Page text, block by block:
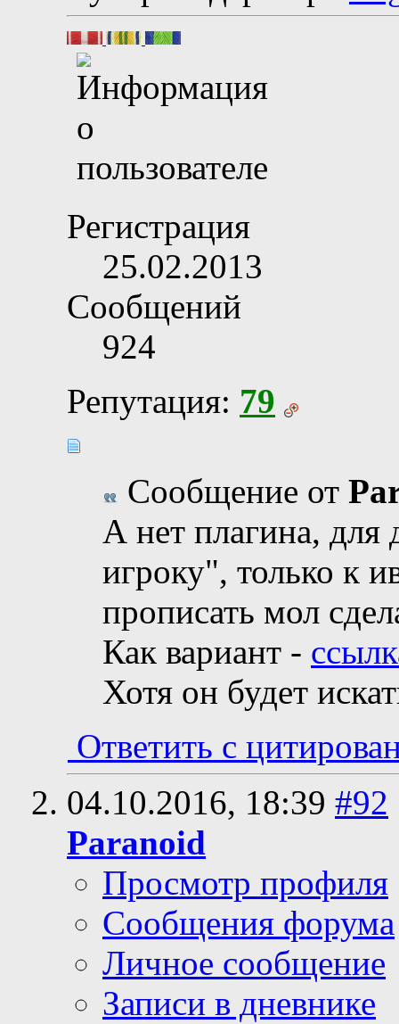
Регистрация
25.02.2013
Сообщений
924
Репутация: 79
Сообщение от
А нет плагина,
игроку", только к
прописать мол
Как вариант -
Хотя он будет
Ответить с
04.10.2016, 18:39 #92
Paranoid
Просмотр профиля
Сообщения форума
Личное сообщение
Записи в дневнике